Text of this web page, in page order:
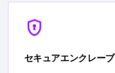
セキュアエンクレーブ